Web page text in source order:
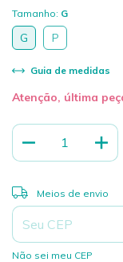
Tamanho: G
G P
Guia de medidas
Atenção, última
Entregas para o CEP:
Meios de envio
Não sei meu CEP